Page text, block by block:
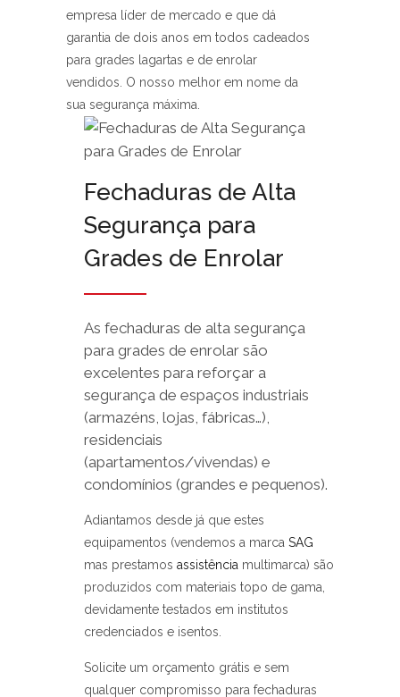
empresa líder de mercado e que dá
garantia de dois anos em todos cadeados
para grades lagartas e de enrolar
vendidos. O nosso melhor em nome da
sua segurança máxima.
Fechaduras de Alta
Segurança para
Grades de Enrolar
As fechaduras de alta segurança
para grades de enrolar são
excelentes para reforçar a
segurança de espaços industriais
(armazéns, lojas, fábricas…),
residenciais
(apartamentos/vivendas) e
condomínios (grandes e pequenos).
Adiantamos desde já que estes
equipamentos (vendemos a marca SAG
mas prestamos assistência multimarca) são
produzidos com materiais topo de gama,
devidamente testados em institutos
credenciados e isentos.
Solicite um orçamento grátis e sem
qualquer compromisso para fechaduras